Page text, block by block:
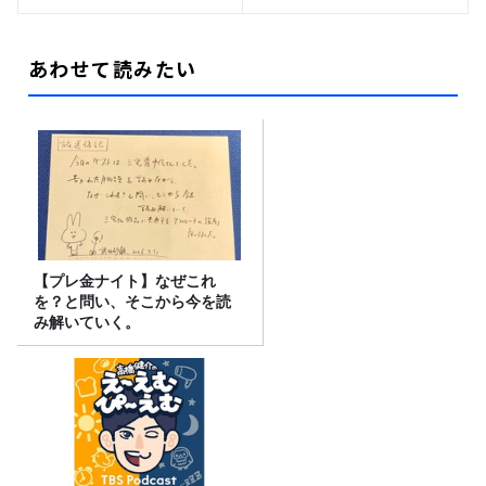
あわせて読みたい
【プレ金ナイト】なぜこれ
を？と問い、そこから今を読
み解いていく。